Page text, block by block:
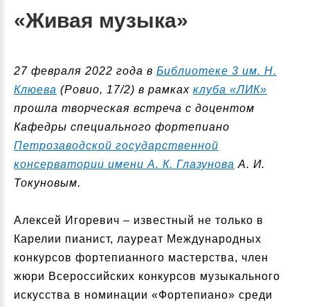
«Живая музыка»
27 февраля 2022 года в Библиотеке 3 им. Н.
Клюева (Ровио, 17/2) в рамках клуба «ЛИК»
прошла творческая встреча с доцентом
Кафедры специального фортепиано
Петрозаводской государственной
консерватории имени А. К. Глазунова А. И.
Токуновым.
Алексей Игоревич – известный не только в
Карелии пианист, лауреат Международных
конкурсов фортепианного мастерства, член
жюри Всероссийских конкурсов музыкального
искусства в номинации «Фортепиано» среди